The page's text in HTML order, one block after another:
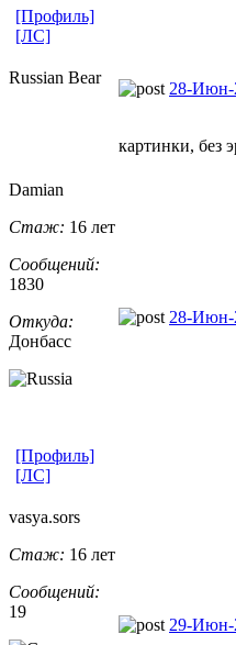
[Профиль]
[ЛС]
Russian Bear
28-Июн-
картинки, без
Damian
Стаж: 16 лет
Сообщений:
1830
Откуда:
Донбасс
28-Июн-
[Профиль]
[ЛС]
vasya.sors
Стаж: 16 лет
Сообщений:
19
29-Июн-